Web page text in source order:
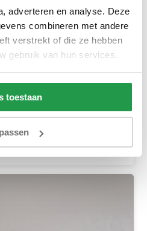
adverteren en analyse. Deze
combineren met andere
verstrekt of die ze hebben
gebruik van hun services.
toestaan